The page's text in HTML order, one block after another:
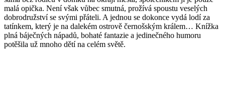
malá opička. Není však vůbec smutná, prožívá spoustu veselých
dobrodružství se svými přáteli. A jednou se dokonce vydá lodí za
tatínkem, který je na dalekém ostrově černošským králem… Knížka
plná báječných nápadů, bohaté fantazie a jedinečného humoru
potěšila už mnoho dětí na celém světě.